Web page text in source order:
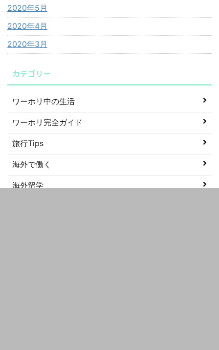
2020年5月
2020年4月
2020年3月
カテゴリー
ワーホリ中の生活
ワーホリ完全ガイド
旅行Tips
海外で働く
海外留学